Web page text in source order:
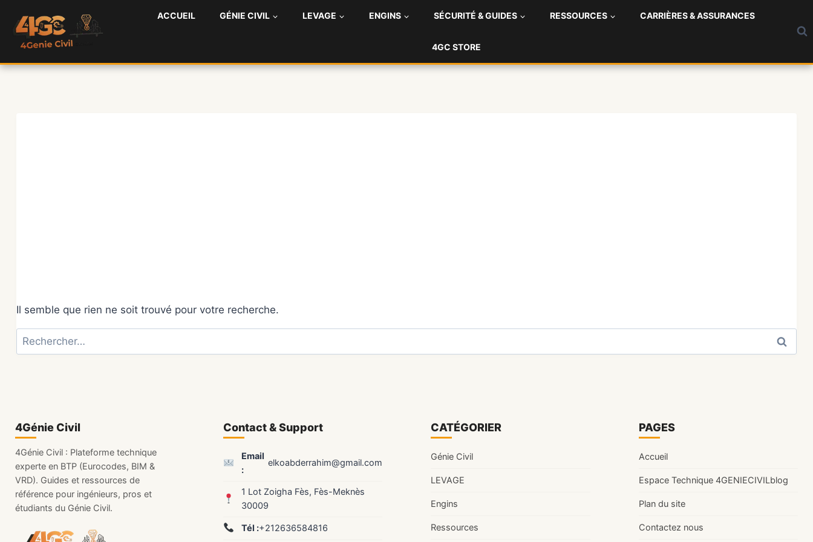
contenu
ACCUEIL GÉNIE CIVIL LEVAGE ENGINS SÉCURITÉ & GUIDES RESSOURCES CARRIÈRES & ASSURANCES
4GC STORE
Il semble que rien ne soit trouvé pour votre recherche.
Rechercher :
4Génie Civil
4Génie Civil : Plateforme technique
experte en BTP (Eurocodes, BIM &
VRD). Guides et ressources de
référence pour ingénieurs, pros et
étudiants du Génie Civil.
Contact & Support
Email
:
elkoabderrahim@gmail.com
1 Lot Zoigha Fès, Fès-Meknès
30009
Tél :+212636584816
CATÉGORIER
Génie Civil
LEVAGE
Engins
Ressources
PAGES
Accueil
Espace Technique 4GENIECIVILblog
Plan du site
Contactez nous